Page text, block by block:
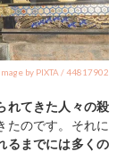
image by PIXTA / 44817902
れてきた人々の殺
たのです。それに
るまでには多くの